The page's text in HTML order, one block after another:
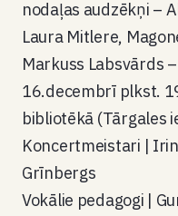
nodaļas audzēkņi –
Laura Mitlere,
Markuss Labsvārds
16.decembrī plkst.
bibliotēkā (Tārgales
Koncertmeistari |
Grīnbergs
Vokālie pedagogi |